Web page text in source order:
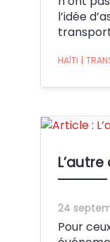
l’idée
HAÏTI |
24
Pour